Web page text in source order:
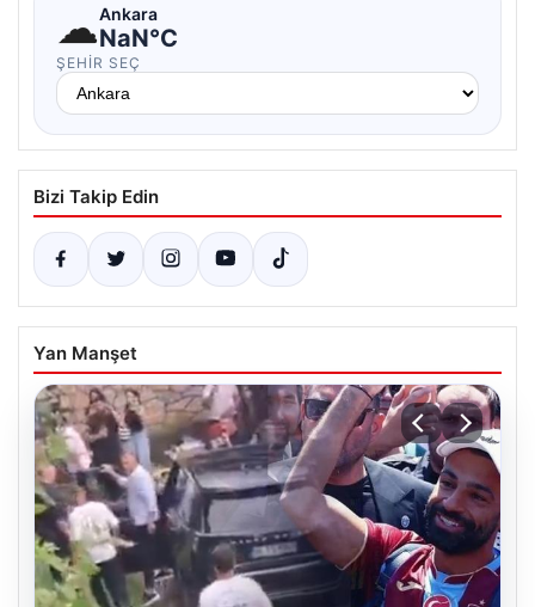
☁Ankara
NaN°C
ŞEHIR SEÇ
Bizi Takip Edin
Yan Manşet